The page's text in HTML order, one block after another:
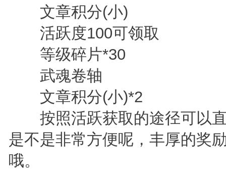
文章积分(小)
活跃度100可领取
等级碎片*30
武魂卷轴
文章积分(小)*2
按照活跃获取的途径可以直
是不是非常方便呢，丰厚的奖
哦。